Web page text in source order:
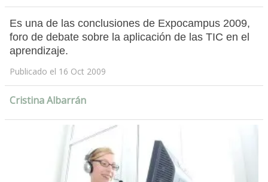
Es una de las conclusiones de Expocampus 2009,
foro de debate sobre la aplicación de las TIC en el
aprendizaje.
Publicado el 16 Oct 2009
Cristina Albarrán